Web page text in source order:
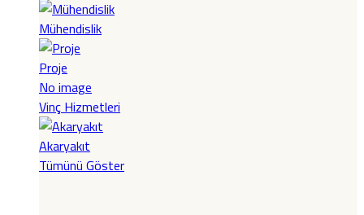
Mühendislik
Proje
No image
Vinç Hizmetleri
Akaryakıt
Tümünü Göster